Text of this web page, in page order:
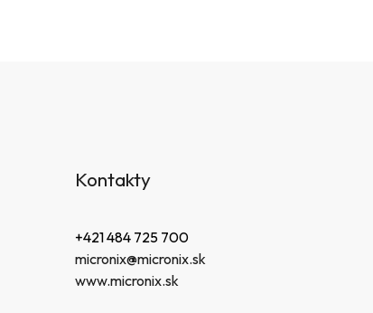
Kontakty
+421 484 725 700
micronix@micronix.sk
www.micronix.sk